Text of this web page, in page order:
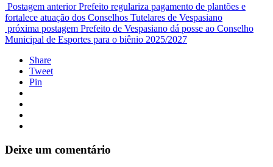
Postagem anterior Prefeito regulariza pagamento de plantões e
fortalece atuação dos Conselhos Tutelares de Vespasiano
próxima postagem Prefeito de Vespasiano dá posse ao Conselho
Municipal de Esportes para o biênio 2025/2027
Share
Tweet
Pin
Deixe um comentário